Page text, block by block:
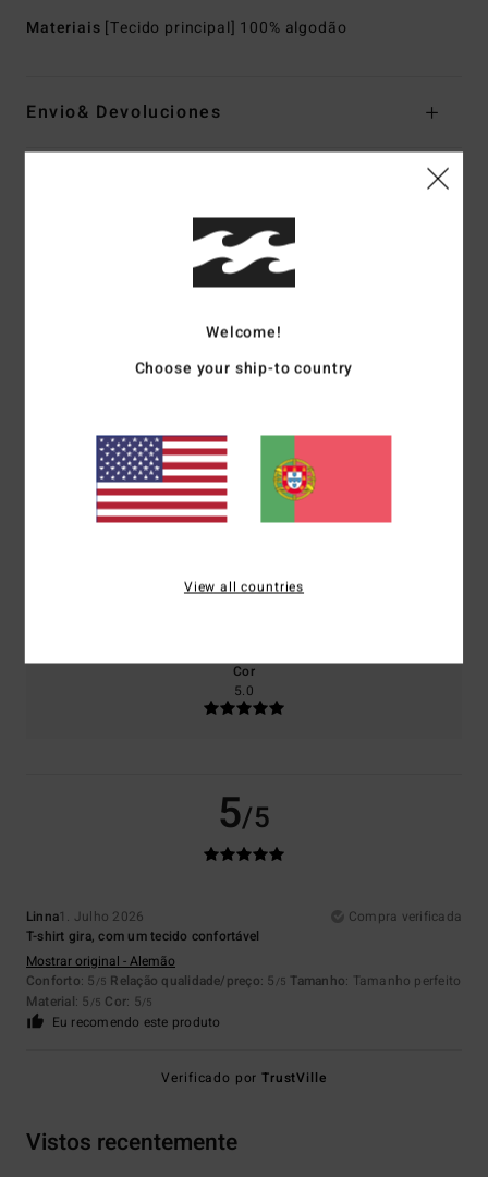
Materiais [Tecido principal] 100% algodão
Envio& Devoluciones
Pontuação média
5.0/5
Conforto
5.0
Relação qualidade/preço
Tamanho
Cor
5.0
5/5
Linna1. Julho 2026
Compra verificada
T-shirt gira, com um tecido confortável
Mostrar original - Alemão
Conforto: 5 /5 Relação qualidade/preço: 5 /5 Tamanho: Tamanho perfeito
Material: 5 /5 Cor: 5/5
Eu recomendo este produto
Verificado porTrustVille
Vistos recentemente
Welcome!
Choose your ship-to country
View all countries